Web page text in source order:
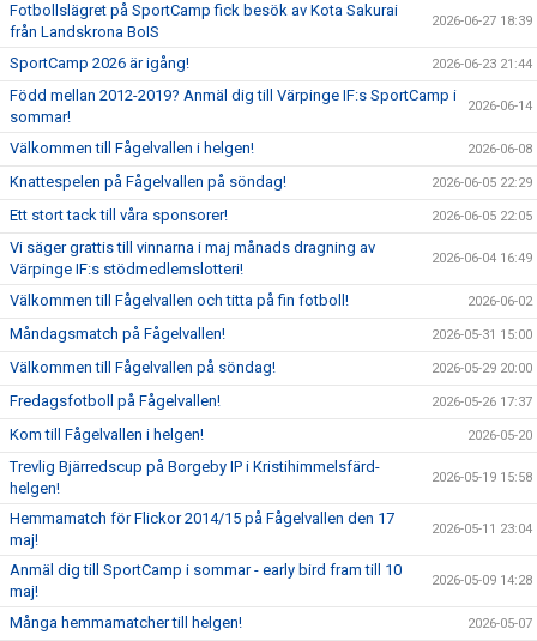
Fotbollslägret på SportCamp fick besök av Kota Sakurai
från Landskrona BoIS
2026-06-27 18:39
SportCamp 2026 är igång! 2026-06-23 21:44
Född mellan 2012-2019? Anmäl dig till Värpinge IF:s SportCamp i
sommar!
2026-06-14
Välkommen till Fågelvallen i helgen! 2026-06-08
Knattespelen på Fågelvallen på söndag! 2026-06-05 22:29
Ett stort tack till våra sponsorer! 2026-06-05 22:05
Vi säger grattis till vinnarna i maj månads dragning av
Värpinge IF:s stödmedlemslotteri!
2026-06-04 16:49
Välkommen till Fågelvallen och titta på fin fotboll! 2026-06-02
Måndagsmatch på Fågelvallen! 2026-05-31 15:00
Välkommen till Fågelvallen på söndag! 2026-05-29 20:00
Fredagsfotboll på Fågelvallen! 2026-05-26 17:37
Kom till Fågelvallen i helgen! 2026-05-20
Trevlig Bjärredscup på Borgeby IP i Kristihimmelsfärd-
helgen!
2026-05-19 15:58
Hemmamatch för Flickor 2014/15 på Fågelvallen den 17
maj!
2026-05-11 23:04
Anmäl dig till SportCamp i sommar - early bird fram till 10
maj!
2026-05-09 14:28
Många hemmamatcher till helgen! 2026-05-07